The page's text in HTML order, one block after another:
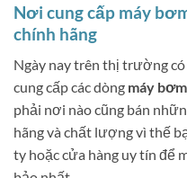
Nơi cung cấp máy
chính hãng
Ngày nay trên thị trường
cung cấp các dòng máy
phải nơi nào cũng bán
hãng và chất lượng vì thế
ty hoặc cửa hàng uy tín để